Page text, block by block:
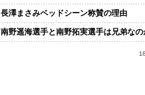
長澤まさみベッドシーン称賛の理由
南野遥海選手と南野拓実選手は兄弟なの